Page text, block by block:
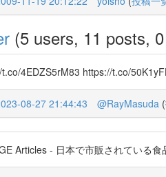
(5 users, 11 posts,
4EDZS5rM83 https://t.co/
08-27 21:44:43 @RayMasuda (
Articles - 日本で市販されている